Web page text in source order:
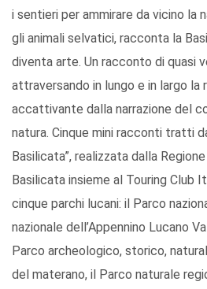
i sentieri per ammirare da vicino la
gli animali selvatici, racconta la
diventa arte. Un racconto di quasi
attraversando in lungo e in largo la
accattivante dalla narrazione del
natura. Cinque mini racconti tratti
Basilicata”, realizzata dalla
Basilicata insieme al Touring Club
cinque parchi lucani: il Parco
nazionale dell’Appennino Lucano
Parco archeologico, storico,
del materano, il Parco naturale